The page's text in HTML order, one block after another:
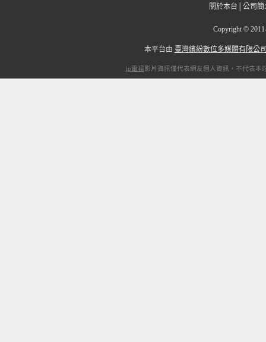
關於本台 公司簡
Copyright ©
本平台由 臺灣繽紛數位多媒體有限公
ip電視影片資訊僅代表網友個人資訊，不代表本